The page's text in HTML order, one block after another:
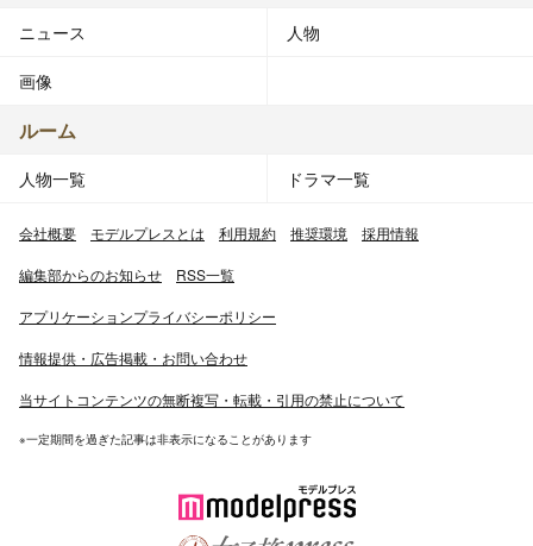
ニュース 人物
画像
ルーム
人物一覧 ドラマ一覧
会社概要 モデルプレスとは 利用規約 推奨環境 採用情報
編集部からのお知らせ RSS一覧
アプリケーションプライバシーポリシー
情報提供・広告掲載・お問い合わせ
当サイトコンテンツの無断複写・転載・引用の禁止について
※一定期間を過ぎた記事は非表示になることがあります